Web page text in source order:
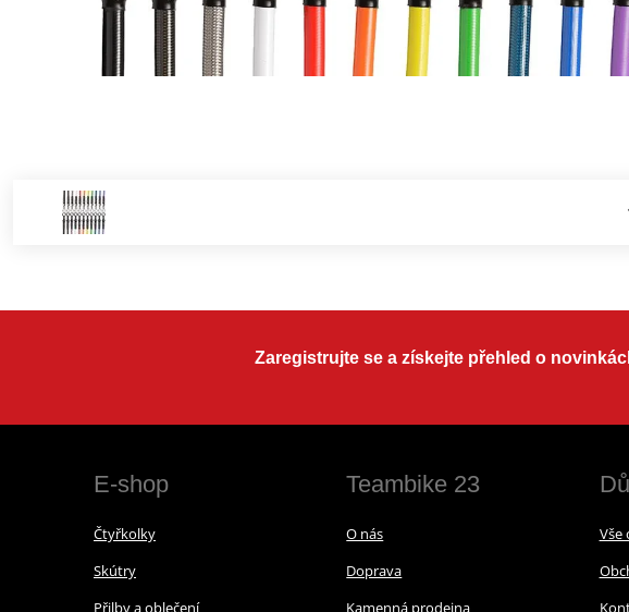
Zaregistrujte se a získejte přehled o
E-shop
Čtyřkolky
Skútry
Přilby a oblečení
Teambike 23
O nás
Doprava
Kamenná prodejna
Vše